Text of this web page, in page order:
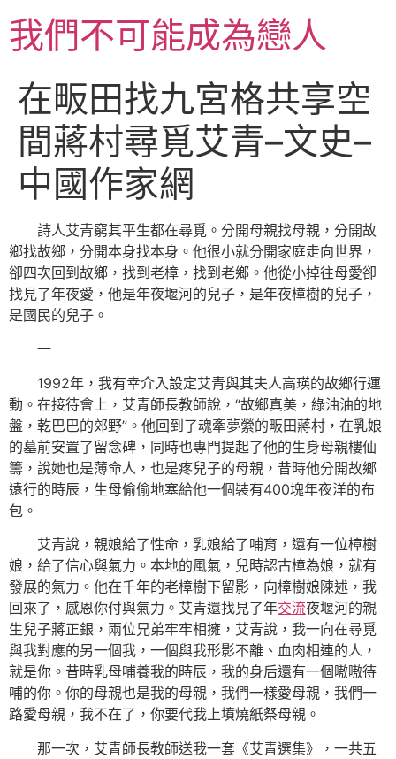
至
主我們不可能成為戀人
在畈田找九宮格共享空
間蔣村尋覓艾青–文史–
中國作家網
詩人艾青窮其平生都在尋覓。分開母親找母親，分開故
鄉找故鄉，分開本身找本身。他很小就分開家庭走向世界，
卻四次回到故鄉，找到老樟，找到老鄉。他從小掉往母愛卻
找見了年夜愛，他是年夜堰河的兒子，是年夜樟樹的兒子，
是國民的兒子。
一
1992年，我有幸介入設定艾青與其夫人高瑛的故鄉行運
動。在接待會上，艾青師長教師說，“故鄉真美，綠油油的地
盤，乾巴巴的郊野”。他回到了魂牽夢縈的畈田蔣村，在乳娘
的墓前安置了留念碑，同時也專門提起了他的生身母親樓仙
籌，說她也是薄命人，也是疼兒子的母親，昔時他分開故鄉
遠行的時辰，生母偷偷地塞給他一個裝有400塊年夜洋的布
包。
艾青說，親娘給了性命，乳娘給了哺育，還有一位樟樹
娘，給了信心與氣力。本地的風氣，兒時認古樟為娘，就有
發展的氣力。他在千年的老樟樹下留影，向樟樹娘陳述，我
回來了，感恩你付與氣力。艾青還找見了年交流夜堰河的親
生兒子蔣正銀，兩位兄弟牢牢相擁，艾青說，我一向在尋覓
與我對應的另一個我，一個與我形影不離、血肉相連的人，
就是你。昔時乳母哺養我的時辰，我的身后還有一個嗷嗷待
哺的你。你的母親也是我的母親，我們一樣愛母親，我們一
路愛母親，我不在了，你要代我上墳燒紙祭母親。
那一次，艾青師長教師送我一套《艾青選集》，一共五